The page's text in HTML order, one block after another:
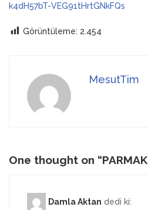
k4dH57bT-VEG91tHrtGNkFQs
Görüntüleme: 2.454
MesutTim
One thought on “PARMAK
Damla Aktan dedi ki: